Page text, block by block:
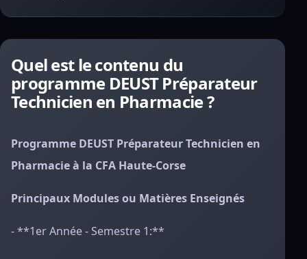
Quel est le contenu du
programme DEUST Préparateur
Technicien en Pharmacie ?
Programme DEUST Préparateur Technicien en
Pharmacie à la CFA Haute-Corse
Principaux Modules ou Matières Enseignés
- **1er Année - Semestre 1:**